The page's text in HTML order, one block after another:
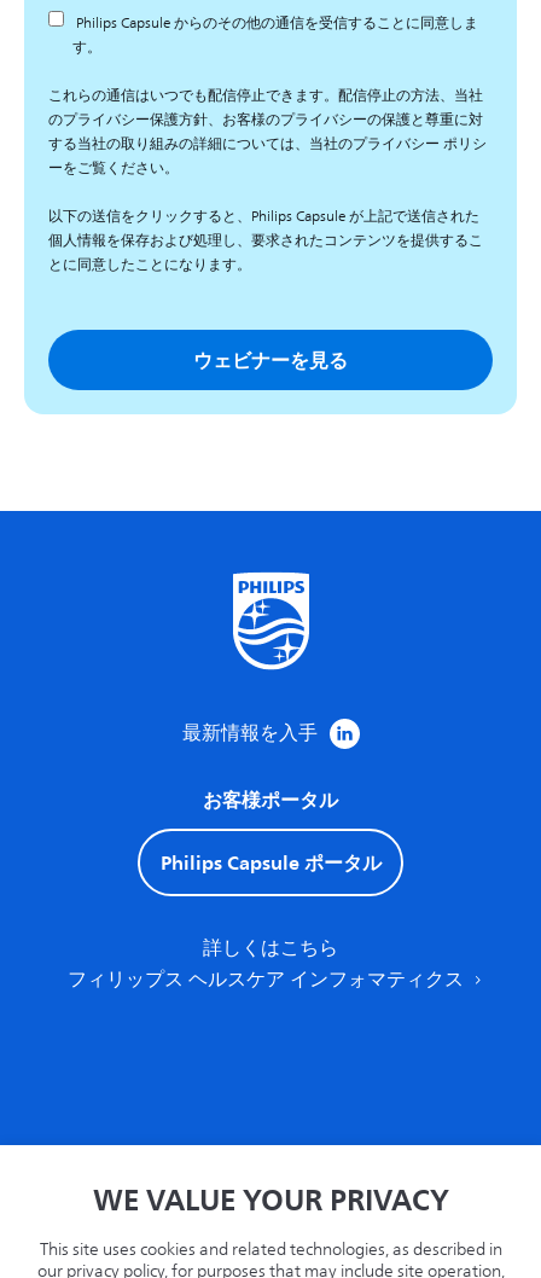
Philips Capsule からのその他の通信を受信することに同意しま
す。
これらの通信はいつでも配信停止できます。配信停止の方法、当社
のプライバシー保護方針、お客様のプライバシーの保護と尊重に対
する当社の取り組みの詳細については、当社のプライバシー ポリシ
ーをご覧ください。
以下の送信をクリックすると、Philips Capsule が上記で送信された
個人情報を保存および処理し、要求されたコンテンツを提供するこ
とに同意したことになります。
最新情報を入手
お客様ポータル
Philips Capsule ポータル
詳しくはこちら
フィリップス ヘルスケア インフォマティクス
プライバシー
リサイクル
WE VALUE YOUR PRIVACY
This site uses cookies and related technologies, as described in
our privacy policy, for purposes that may include site operation,